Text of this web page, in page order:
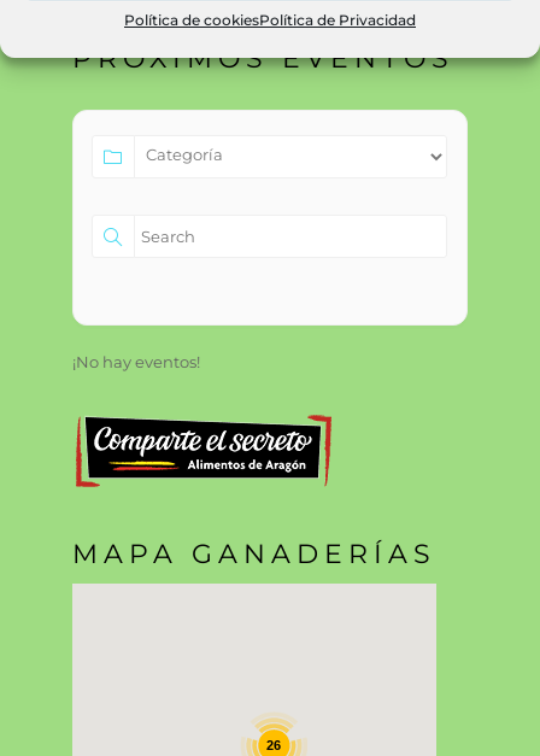
Política de cookiesPolítica de Privacidad
PRÓXIMOS EVENTOS
¡No hay eventos!
MAPA GANADERÍAS
26